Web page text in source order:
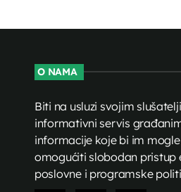
O NAMA
Biti na usluzi svojim
informativni servis
informacije koje bi im
omogućiti slobodan pristup
poslovne i programske